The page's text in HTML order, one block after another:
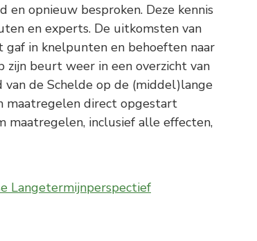
en opnieuw besproken. Deze kennis
en experts. De uitkomsten van
in knelpunten en behoeften naar
beurt weer in een overzicht van
de Schelde op de (middel)lange
maatregelen direct opgestart
maatregelen, inclusief alle effecten,
Langetermijnperspectief